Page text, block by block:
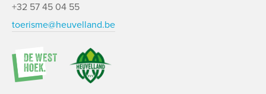
+32 57 45 04 55
toerisme@heuvelland.be